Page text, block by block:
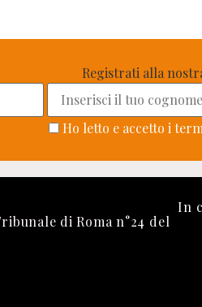
Registrati alla
Ho letto e accetto i
di Roma n°24 del
In